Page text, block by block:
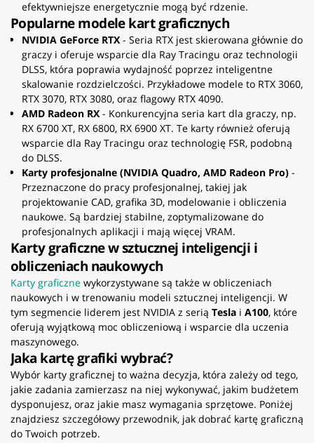
efektywniejsze energetycznie mogą być rdzenie.
Popularne modele kart graficznych
NVIDIA GeForce RTX - Seria RTX jest skierowana głównie do
graczy i oferuje wsparcie dla Ray Tracingu oraz technologii
DLSS, która poprawia wydajność poprzez inteligentne
skalowanie rozdzielczości. Przykładowe modele to RTX 3060,
RTX 3070, RTX 3080, oraz flagowy RTX 4090.
AMD Radeon RX - Konkurencyjna seria kart dla graczy, np.
RX 6700 XT, RX 6800, RX 6900 XT. Te karty również oferują
wsparcie dla Ray Tracingu oraz technologię FSR, podobną
do DLSS.
Karty profesjonalne (NVIDIA Quadro, AMD Radeon Pro) -
Przeznaczone do pracy profesjonalnej, takiej jak
projektowanie CAD, grafika 3D, modelowanie i obliczenia
naukowe. Są bardziej stabilne, zoptymalizowane do
profesjonalnych aplikacji i mają więcej VRAM.
Karty graficzne w sztucznej inteligencji i
obliczeniach naukowych
Karty graficzne wykorzystywane są także w obliczeniach
naukowych i w trenowaniu modeli sztucznej inteligencji. W
tym segmencie liderem jest NVIDIA z serią Tesla i A100, które
oferują wyjątkową moc obliczeniową i wsparcie dla uczenia
maszynowego.
Jaka kartę grafiki wybrać?
Wybór karty graficznej to ważna decyzja, która zależy od tego,
jakie zadania zamierzasz na niej wykonywać, jakim budżetem
dysponujesz, oraz jakie masz wymagania sprzętowe. Poniżej
znajdziesz szczegółowy przewodnik, jak dobrać kartę graficzną
do Twoich potrzeb.